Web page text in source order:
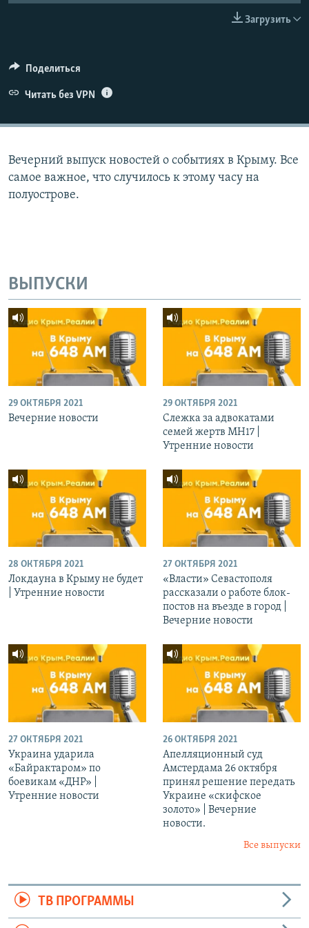
ELIFBE
УКРАИНСКАЯ ПРОБЛЕМА КРЫМА
Загрузить
Поделиться
Читать без VPN
Вечерний выпуск новостей о событиях в Крыму. Все
самое важное, что случилось к этому часу на
полуострове.
ВЫПУСКИ
29 ОКТЯБРЯ 2021
Вечерние новости
29 ОКТЯБРЯ 2021
Слежка за адвокатами
семей жертв МН17 |
Утренние новости
28 ОКТЯБРЯ 2021
Локдауна в Крыму не будет
| Утренние новости
27 ОКТЯБРЯ 2021
«Власти» Севастополя
рассказали о работе блок-
постов на въезде в город |
Вечерние новости
27 ОКТЯБРЯ 2021
Украина ударила
«Байрактаром» по
боевикам «ДНР» |
Утренние новости
26 ОКТЯБРЯ 2021
Апелляционный суд
Амстердама 26 октября
принял решение передать
Украине «скифское
золото» | Вечерние
новости.
Все выпуски
ТВ ПРОГРАММЫ